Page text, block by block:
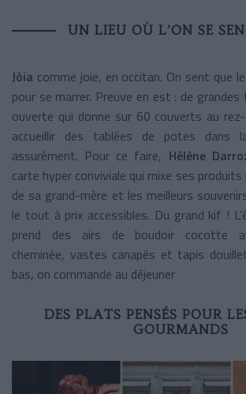
UN LIEU OÙ L’ON SE
Jòia comme joie, en occitan. On sent que
pour se marrer. Preuve en est : de grandes
ouverte qui donne sur 60 couverts au
accueillir des tablées de potes dans
assurément. Pour ce faire, Hélène
carte hyper conviviale qui mixe ses
de sa grand-mère et les meilleurs
le tout à prix accessibles. Du grand kif !
prend des airs de boudoir cocotte
cheminée, vastes canapés et tapis
bas, on commande au déjeuner
DES PLATS PENSÉS POUR
GOURMANDS